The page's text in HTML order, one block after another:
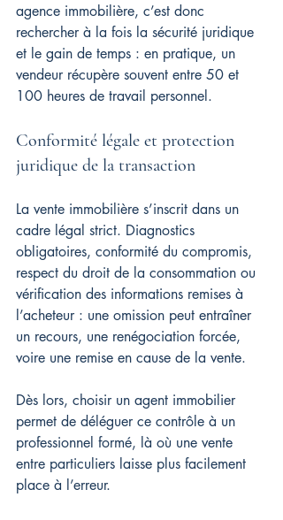
agence immobilière, c’est donc
rechercher à la fois la sécurité juridique
et le gain de temps : en pratique, un
vendeur récupère souvent entre 50 et
100 heures de travail personnel.
Conformité légale et protection
juridique de la transaction
La vente immobilière s’inscrit dans un
cadre légal strict. Diagnostics
obligatoires, conformité du compromis,
respect du droit de la consommation ou
vérification des informations remises à
l’acheteur : une omission peut entraîner
un recours, une renégociation forcée,
voire une remise en cause de la vente.
Dès lors, choisir un agent immobilier
permet de déléguer ce contrôle à un
professionnel formé, là où une vente
entre particuliers laisse plus facilement
place à l’erreur.